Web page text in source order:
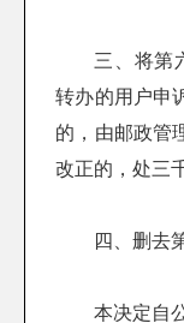
三、将第
转办的用户申
的，由邮政管
改正的，处三
四、删去
本决定自